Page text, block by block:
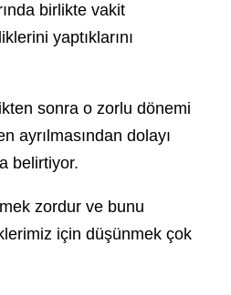
birlikte vakit
yaptıklarını
sonra o zorlu dönemi
ayrılmasından dolayı
belirtiyor.
zordur ve bunu
için düşünmek çok